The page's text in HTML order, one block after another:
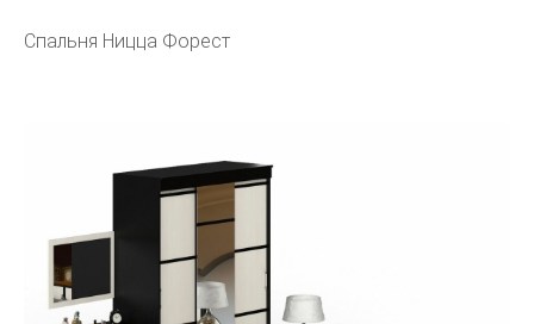
Спальня Ницца Форест